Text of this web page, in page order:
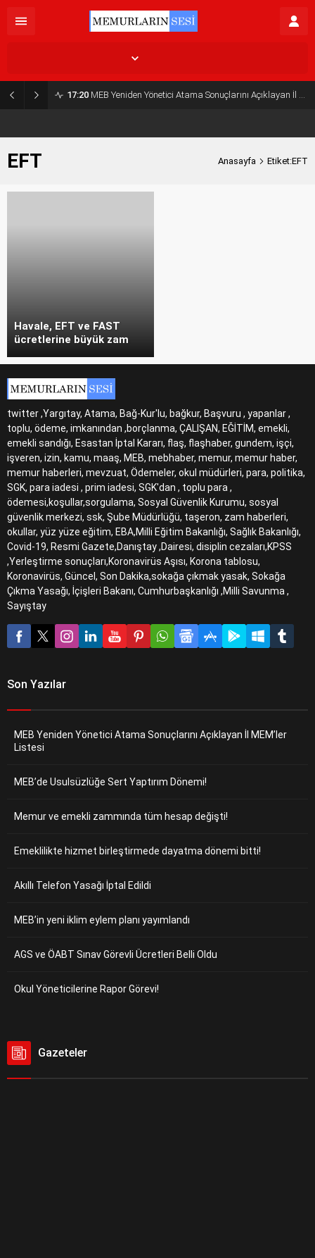
17:20 MEB Yeniden Yönetici Atama Sonuçlarını Açıklayan İl MEM’ler Listesi
EFT Anasayfa Etiket:EFT
Havale, EFT ve FAST
ücretlerine büyük zam
twitter ,Yargıtay, Atama, Bağ-Kur'lu, bağkur, Başvuru , yapanlar ,
toplu, ödeme, imkanından ,borçlanma, ÇALIŞAN, EĞİTİM, emekli,
emekli sandığı, Esastan İptal Kararı, flaş, flaşhaber, gundem, işçi,
işveren, izin, kamu, maaş, MEB, mebhaber, memur, memur haber,
memur haberleri, mevzuat, Ödemeler, okul müdürleri, para, politika,
SGK, para iadesi , prim iadesi, SGK'dan , toplu para ,
ödemesi,koşullar,sorgulama, Sosyal Güvenlik Kurumu, sosyal
güvenlik merkezi, ssk, Şube Müdürlüğü, taşeron, zam haberleri,
okullar, yüz yüze eğitim, EBA,Milli Eğitim Bakanlığı, Sağlık Bakanlığı,
Covid-19, Resmi Gazete,Danıştay ,Dairesi, disiplin cezaları,KPSS
,Yerleştirme sonuçları,Koronavirüs Aşısı, Korona tablosu,
Koronavirüs, Güncel, Son Dakika,sokağa çıkmak yasak, Sokağa
Çıkma Yasağı, İçişleri Bakanı, Cumhurbaşkanlığı ,Milli Savunma ,
Sayıştay
Son Yazılar
MEB Yeniden Yönetici Atama Sonuçlarını Açıklayan İl MEM’ler
Listesi
MEB’de Usulsüzlüğe Sert Yaptırım Dönemi!
Memur ve emekli zammında tüm hesap değişti!
Emeklilikte hizmet birleştirmede dayatma dönemi bitti!
Akıllı Telefon Yasağı İptal Edildi
MEB’in yeni iklim eylem planı yayımlandı
AGS ve ÖABT Sınav Görevli Ücretleri Belli Oldu
Okul Yöneticilerine Rapor Görevi!
Gazeteler